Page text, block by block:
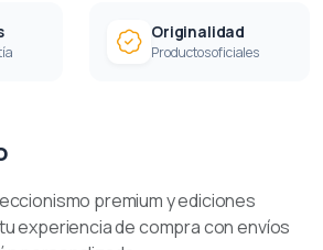
Originalidad
Productos oficiales
premium y ediciones
experiencia de compra con envíos